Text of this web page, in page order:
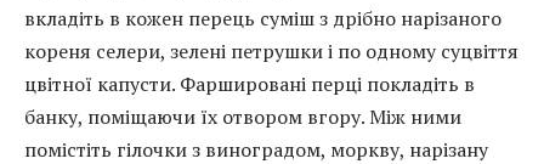
вкладіть в кожен перець суміш з дрібно нарізаного
кореня селери, зелені петрушки і по одному суцвіття
цвітної капусти. Фаршировані перці покладіть в
банку, поміщаючи їх отвором вгору. Між ними
помістіть гілочки з виноградом, моркву, нарізану